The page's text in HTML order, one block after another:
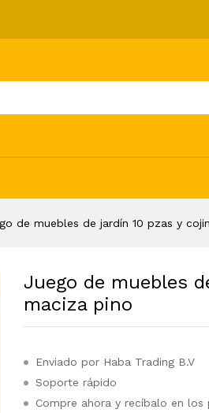
de muebles de jardín 10 pzas y
Juego de muebles
maciza pino
Enviado por Haba Trading B.V
Soporte rápido
Compre ahora y recíbalo en